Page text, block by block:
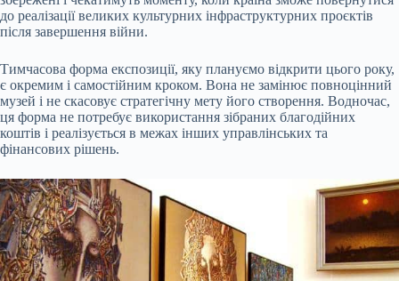
до реалізації великих культурних інфраструктурних проєктів
після завершення війни.
Тимчасова форма експозиції, яку плануємо відкрити цього року,
є окремим і самостійним кроком. Вона не замінює повноцінний
музей і не скасовує стратегічну мету його створення. Водночас,
ця форма не потребує використання зібраних благодійних
коштів і реалізується в межах інших управлінських та
фінансових рішень.